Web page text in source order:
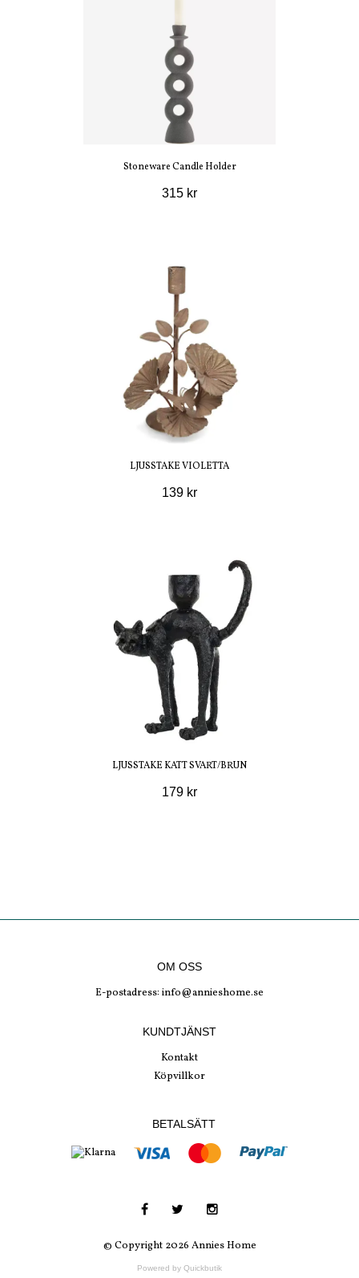
Stoneware Candle Holder
315 kr
LJUSSTAKE VIOLETTA
139 kr
LJUSSTAKE KATT SVART/BRUN
179 kr
OM OSS
E-postadress: info@annieshome.se
KUNDTJÄNST
Kontakt
Köpvillkor
BETALSÄTT
© Copyright 2026 Annies Home
Powered by Quickbutik